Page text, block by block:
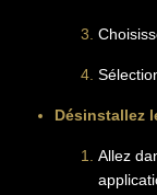
Désinstallez
Allez